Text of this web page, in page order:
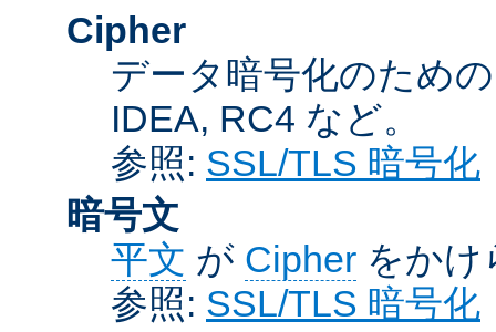
Cipher
データ暗号化のため
IDEA, RC4 など。
参照: SSL/TLS 暗号化
暗号文
平文 が Cipher をかけ
参照: SSL/TLS 暗号化